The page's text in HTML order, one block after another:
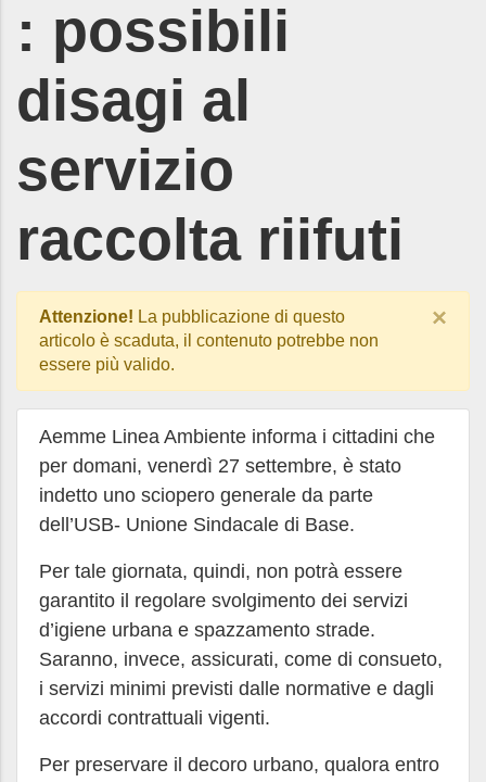
: possibili
disagi al
servizio
raccolta riifuti
Attenzione! La pubblicazione di questo
articolo è scaduta, il contenuto potrebbe non
essere più valido.
×
Aemme Linea Ambiente informa i cittadini che
per domani, venerdì 27 settembre, è stato
indetto uno sciopero generale da parte
dell’USB- Unione Sindacale di Base.
Per tale giornata, quindi, non potrà essere
garantito il regolare svolgimento dei servizi
d’igiene urbana e spazzamento strade.
Saranno, invece, assicurati, come di consueto,
i servizi minimi previsti dalle normative e dagli
accordi contrattuali vigenti.
Per preservare il decoro urbano, qualora entro